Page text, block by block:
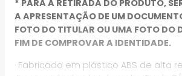
* PARA A RETIRADA DO PRODUTO,
A APRESENTAÇÃO DE UM
FOTO DO TITULAR OU UMA FOTO DO
FIM DE COMPROVAR A IDENTIDADE.
· Fabricado em plástico ABS de alta